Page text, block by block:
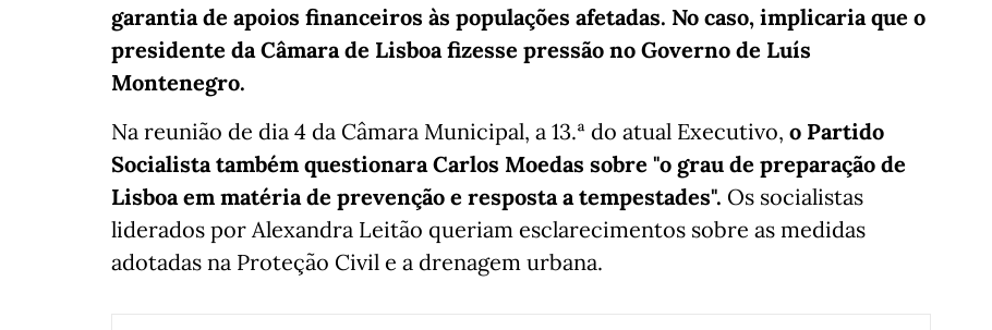
garantia de apoios financeiros às populações afetadas. No caso, implicaria que o
presidente da Câmara de Lisboa fizesse pressão no Governo de Luís
Montenegro.
Na reunião de dia 4 da Câmara Municipal, a 13.ª do atual Executivo, o Partido
Socialista também questionara Carlos Moedas sobre "o grau de preparação de
Lisboa em matéria de prevenção e resposta a tempestades". Os socialistas
liderados por Alexandra Leitão queriam esclarecimentos sobre as medidas
adotadas na Proteção Civil e a drenagem urbana.